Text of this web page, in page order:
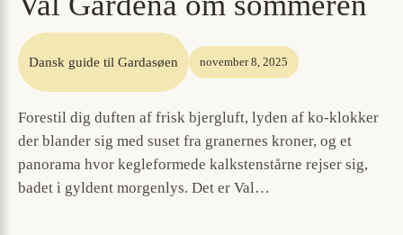
Dansk guide til Gardasøen november 8, 2025
Forestil dig duften af frisk bjergluft, lyden af ko-klokker
der blander sig med suset fra granernes kroner, og et
panorama hvor kegleformede kalkstenstårne rejser sig,
badet i gyldent morgenlys. Det er Val…